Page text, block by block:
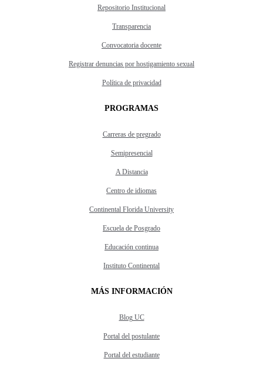
Repositorio Institucional
Transparencia
Convocatoria docente
Registrar denuncias por hostigamiento sexual
Política de privacidad
PROGRAMAS
Carreras de pregrado
Semipresencial
A Distancia
Centro de idiomas
Continental Florida University
Escuela de Posgrado
Educación continua
Instituto Continental
MÁS INFORMACIÓN
Blog UC
Portal del postulante
Portal del estudiante